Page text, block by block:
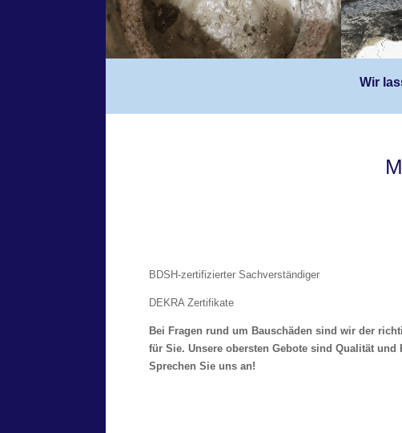
Wir
BDSH-zertifizierter Sachverständiger
DEKRA Zertifikate
Bei Fragen rund um Bauschäden sind wir der
für Sie. Unsere obersten Gebote sind Qualität und
Sprechen Sie uns an!